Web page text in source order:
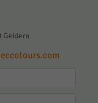
Geldern